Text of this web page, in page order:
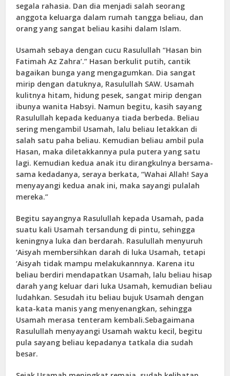
segala rahasia. Dan dia menjadi salah seorang
anggota keluarga dalam rumah tangga beliau, dan
orang yang sangat beliau kasihi dalam Islam.
Usamah sebaya dengan cucu Rasulullah “Hasan bin
Fatimah Az Zahra’.” Hasan berkulit putih, cantik
bagaikan bunga yang mengagumkan. Dia sangat
mirip dengan datuknya, Rasulullah SAW. Usamah
kulitnya hitam, hidung pesek, sangat mirip dengan
ibunya wanita Habsyi. Namun begitu, kasih sayang
Rasulullah kepada keduanya tiada berbeda. Beliau
sering mengambil Usamah, lalu beliau letakkan di
salah satu paha beliau. Kemudian beliau ambil pula
Hasan, maka diletakkannya pula putera yang satu
lagi. Kemudian kedua anak itu dirangkulnya bersama-
sama kedadanya, seraya berkata, “Wahai Allah! Saya
menyayangi kedua anak ini, maka sayangi pulalah
mereka.”
Begitu sayangnya Rasulullah kepada Usamah, pada
suatu kali Usamah tersandung di pintu, sehingga
keningnya luka dan berdarah. Rasulullah menyuruh
‘Aisyah membersihkan darah di luka Usamah, tetapi
‘Aisyah tidak mampu melakukannnya. Karena itu
beliau berdiri mendapatkan Usamah, lalu beliau hisap
darah yang keluar dari luka Usamah, kemudian beliau
ludahkan. Sesudah itu beliau bujuk Usamah dengan
kata-kata manis yang menyenangkan, sehingga
Usamah merasa tenteram kembali.Sebagaimana
Rasulullah menyayangi Usamah waktu kecil, begitu
pula sayang beliau kepadanya tatkala dia sudah
besar.